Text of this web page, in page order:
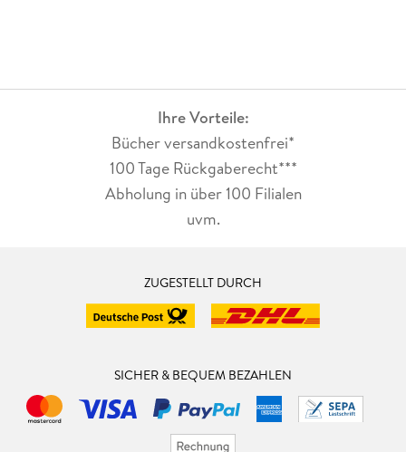
Ihre Vorteile:
Bücher versandkostenfrei*
100 Tage Rückgaberecht***
Abholung in über 100 Filialen
uvm.
ZUGESTELLT DURCH
SICHER & BEQUEM BEZAHLEN